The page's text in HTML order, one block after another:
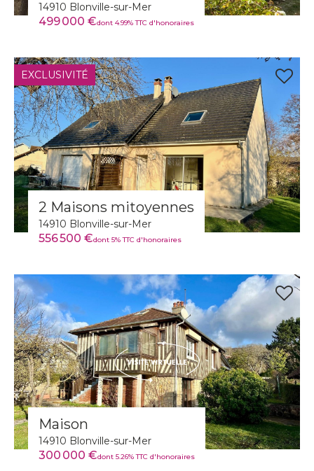
14910 Blonville-sur-Mer
499 000 €dont 4.99% TTC d'honoraires
EXCLUSIVITÉ
2 Maisons mitoyennes
14910 Blonville-sur-Mer
556 500 €dont 5% TTC d'honoraires
Maison
14910 Blonville-sur-Mer
300 000 €dont 5.26% TTC d'honoraires